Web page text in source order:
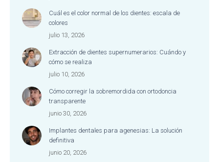
Cuál es el color normal de los dientes: escala de
colores
julio 13, 2026
Extracción de dientes supernumerarios: Cuándo y
cómo se realiza
julio 10, 2026
Cómo corregir la sobremordida con ortodoncia
transparente
junio 30, 2026
Implantes dentales para agenesias: La solución
definitiva
junio 20, 2026